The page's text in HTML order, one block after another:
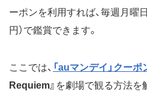
ーポンを利用すれば、毎週月曜
円）で鑑賞できます。
ここでは、 「auマンデイ」クーポ
Requiem』 を劇場で観る方法を